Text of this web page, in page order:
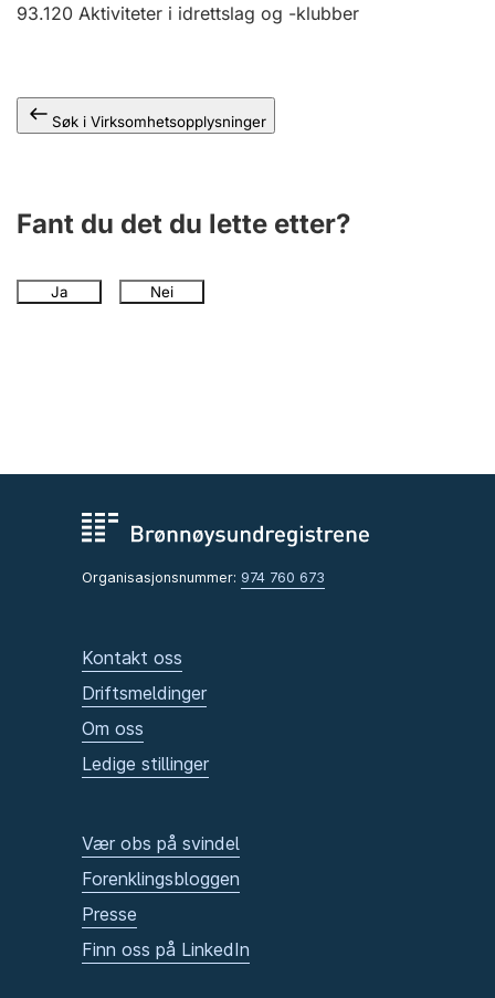
Andre tema
93.120 Aktiviteter i idrettslag og -klubber
Søk i Virksomhetsopplysninger
Fant du det du lette etter?
Ja Nei
Organisasjonsnummer: 974 760 673
Kontakt oss
Driftsmeldinger
Om oss
Ledige stillinger
Vær obs på svindel
Forenklingsbloggen
Presse
Finn oss på LinkedIn